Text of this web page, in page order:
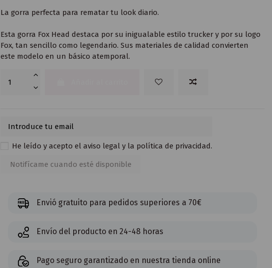
La gorra perfecta para rematar tu look diario.
Esta gorra Fox Head destaca por su inigualable estilo trucker y por su logo
Fox, tan sencillo como legendario. Sus materiales de calidad convierten
este modelo en un básico atemporal.
He leído y acepto elaviso legal y la política de privacidad.
Envió gratuito para pedidos superiores a 70€
Envío del producto en 24-48 horas
Pago seguro garantizado en nuestra tienda online